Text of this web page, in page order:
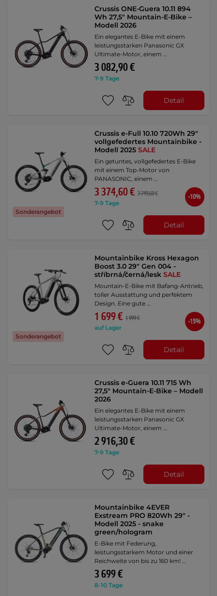
Crussis ONE-Guera 10.11 894
Wh 27,5" Mountain-E-Bike –
Modell 2026
Ein elegantes E-Bike mit einem
leistungsstarken Panasonic GX
Ultimate-Motor, einem …
3 082,90 €
7-9 Tage
Detail
Sonderangebot
Crussis e-Full 10.10 720Wh 29"
vollgefedertes Mountainbike -
Modell 2025SALE
Ein getuntes, vollgefedertes E-Bike
mit einem Top-Motor von
PANASONIC, einem …
3 374,60 € 3 749,60 €
7-9 Tage
-10%
Detail
Sonderangebot
Mountainbike Kross Hexagon
Boost 3.0 29" Gen 004 -
stříbrná/černá/leskSALE
Mountain-E-Bike mit Bafang-Antrieb,
toller Ausstattung und perfektem
Design. Eine gute …
1 699 € 1 999 €
auf Lager
-15%
Detail
Crussis e-Guera 10.11 715 Wh
27,5" Mountain-E-Bike – Modell
2026
Ein elegantes E-Bike mit einem
leistungsstarken Panasonic GX
Ultimate-Motor, einem …
2 916,30 €
7-9 Tage
Detail
Mountainbike 4EVER
Exstream PRO 820Wh 29" -
Modell 2025 - snake
green/hologram
E-Bike mit Federung,
leistungsstarkem Motor und einer
Reichweite von bis zu 160 km! …
3 699 €
8-10 Tage